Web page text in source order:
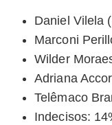
Daniel Vilela
Marconi
Wilder
Adriana
Telêmaco
Indecisos: